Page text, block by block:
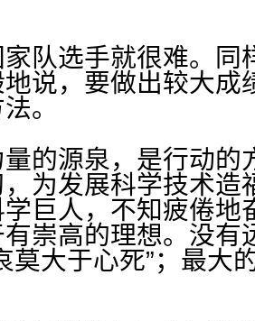
队选手就很难。同
说，要做出较大成
。
的源泉，是行动的
为发展科学技术造
巨人，不知疲倦地
崇高的理想。没有
莫大于心死”；最大